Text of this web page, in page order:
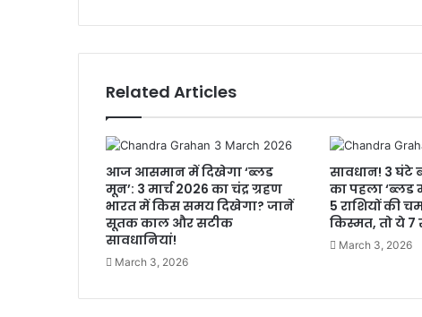
Related Articles
आज आसमान में दिखेगा ‘ब्लड
मून’: 3 मार्च 2026 का चंद्र ग्रहण
भारत में किस समय दिखेगा? जानें
सूतक काल और सटीक
सावधानियां!
March 3, 2026
सावधान! 3 घंटे
का पहला ‘ब्लड
5 राशियों की
किस्मत, तो ये 7
March 3, 2026